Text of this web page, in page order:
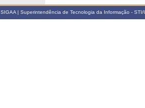
SIGAA | Superintendência de Tecnologia da Informação -